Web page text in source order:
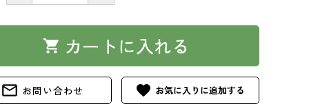
shopping_cart カートに入れる
mail_outline お問い合わせ favorite